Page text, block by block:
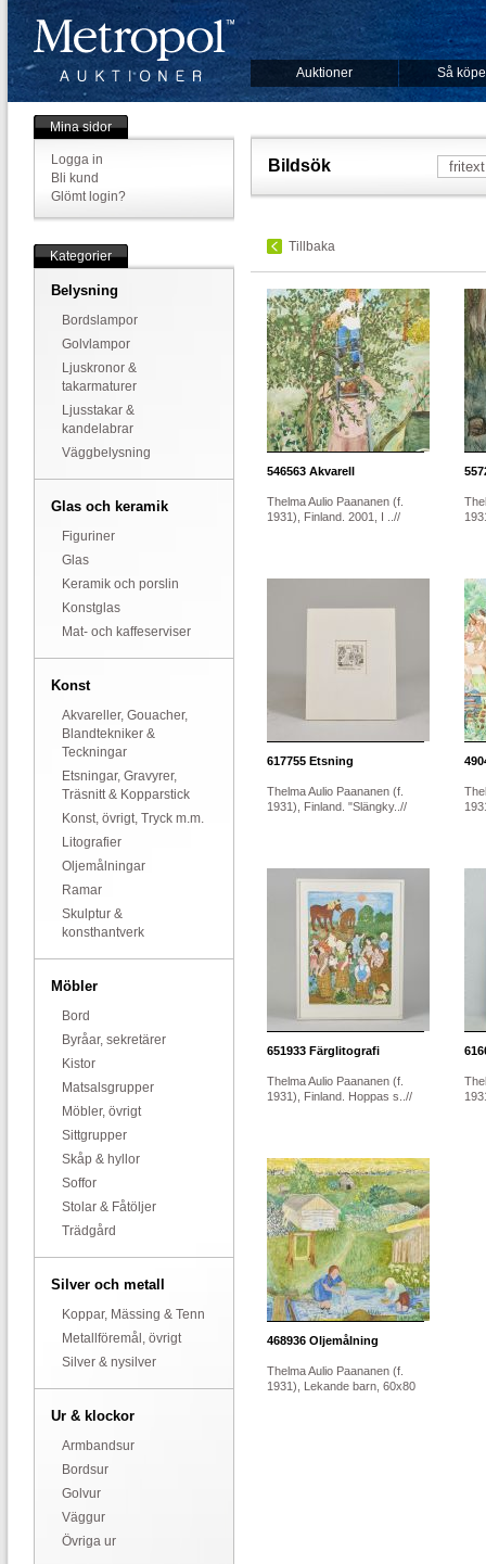
Auktioner Så
Mina sidor
Logga in
Bli kund
Glömt login?
Kategorier
Belysning
Bordslampor
Golvlampor
Ljuskronor &
takarmaturer
Ljusstakar &
kandelabrar
Väggbelysning
Glas och keramik
Figuriner
Glas
Keramik och porslin
Konstglas
Mat- och kaffeserviser
Konst
Akvareller, Gouacher,
Blandtekniker &
Teckningar
Etsningar, Gravyrer,
Träsnitt & Kopparstick
Konst, övrigt, Tryck m.m.
Litografier
Oljemålningar
Ramar
Skulptur &
konsthantverk
Möbler
Bord
Byråar, sekretärer
Kistor
Matsalsgrupper
Möbler, övrigt
Sittgrupper
Skåp & hyllor
Soffor
Stolar & Fåtöljer
Trädgård
Silver och metall
Koppar, Mässing & Tenn
Metallföremål, övrigt
Silver & nysilver
Ur & klockor
Armbandsur
Bordsur
Golvur
Väggur
Övriga ur
Bildsök
Tillbaka
546563 Akvarell
Thelma Aulio Paananen (f.
1931), Finland. 2001, I ..//
617755 Etsning
Thelma Aulio Paananen (f.
1931), Finland. "Slängky..//
651933 Färglitografi
Thelma Aulio Paananen (f.
1931), Finland. Hoppas s..//
468936 Oljemålning
Thelma Aulio Paananen (f.
1931), Lekande barn, 60x80